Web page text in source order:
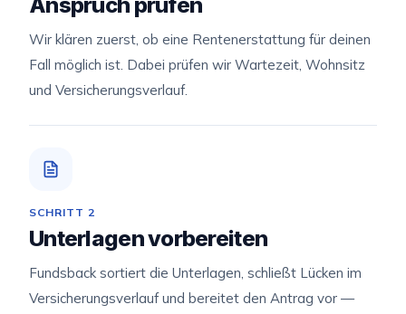
Wir klären zuerst, ob eine Rentenerstattung für deinen
Fall möglich ist. Dabei prüfen wir Wartezeit, Wohnsitz
und Versicherungsverlauf.
SCHRITT 2
Unterlagen vorbereiten
Fundsback sortiert die Unterlagen, schließt Lücken im
Versicherungsverlauf und bereitet den Antrag vor —